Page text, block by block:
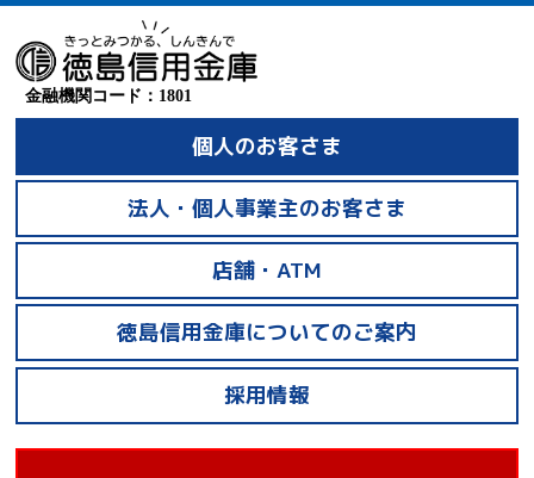
金融機関コード：1801
個人のお客さま
法人・個人事業主のお客さま
店舗・ATM
徳島信用金庫についてのご案内
採用情報